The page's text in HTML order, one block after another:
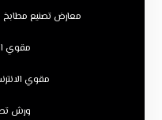
معارض تصنيع
مقوي
مقوي
ورش